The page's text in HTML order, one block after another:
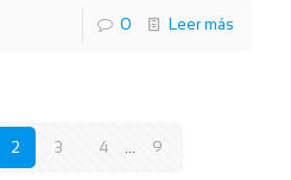
0 Leer más
2 3 4 ... 9